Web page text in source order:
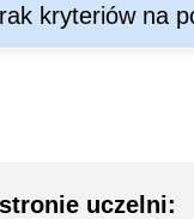
kryteriów na
uczelni: